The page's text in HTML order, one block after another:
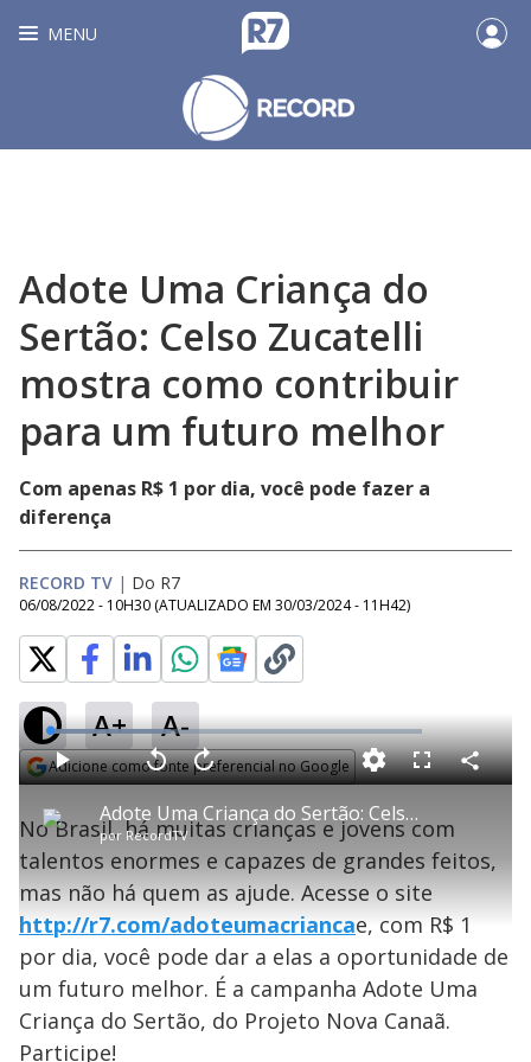
MENU
Adote Uma Criança do
Sertão: Celso Zucatelli
mostra como contribuir
para um futuro melhor
Com apenas R$ 1 por dia, você pode fazer a
diferença
RECORD TV | Do R7
06/08/2022 - 10H30 (ATUALIZADO EM 30/03/2024 - 11H42)
A+ A-
Adicione como fonte preferencial no Google
P
l
a
y
Adote Uma Criança do Sertão: Celso Zucatelli mostra como contribuir para um futuro melhor
por RecordTV
P V
l
t
a
r
0
e
g
n
d
s
A
n
ç
a
1
e
u
n
o
s
M
L
o
a
d
e
3
2
.
4
2
F
s
c
e
n
C
o
i
l
No Brasil, há muitas crianças e jovens com
talentos enormes e capazes de grandes feitos,
mas não há quem as ajude. Acesse o site
http://r7.com/adoteumacriancae, com R$ 1
por dia, você pode dar a elas a oportunidade de
um futuro melhor. É a campanha Adote Uma
Criança do Sertão, do Projeto Nova Canaã.
Participe!